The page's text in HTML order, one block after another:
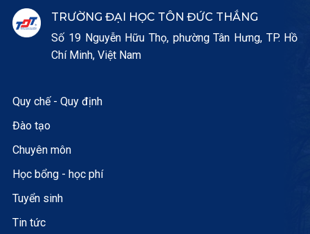
TRƯỜNG ĐẠI HỌC TÔN ĐỨC THẮNG
Số 19 Nguyễn Hữu Thọ, phường Tân Hưng, TP. Hồ
Chí Minh, Việt Nam
Quy chế - Quy định
Đào tạo
Chuyên môn
Học bổng - học phí
Tuyển sinh
Tin tức